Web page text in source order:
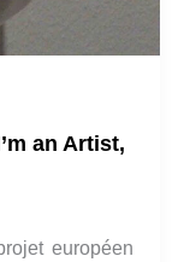
an Artist,
européen